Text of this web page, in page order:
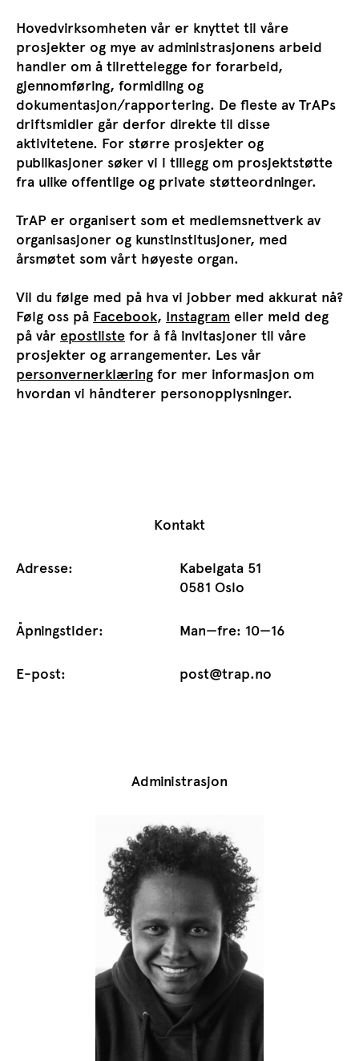
Hovedvirksomheten vår er knyttet til våre
prosjekter og mye av administrasjonens arbeid
handler om å tilrettelegge for forarbeid,
gjennomføring, formidling og
dokumentasjon/rapportering. De fleste av TrAPs
driftsmidler går derfor direkte til disse
aktivitetene. For større prosjekter og
publikasjoner søker vi i tillegg om prosjektstøtte
fra ulike offentlige og private støtteordninger.
TrAP er organisert som et medlemsnettverk av
organisasjoner og kunstinstitusjoner, med
årsmøtet som vårt høyeste organ.
Vil du følge med på hva vi jobber med akkurat nå?
Følg oss på Facebook, Instagram eller meld deg
på vår epostliste for å få invitasjoner til våre
prosjekter og arrangementer. Les vår
personvernerklæring for mer informasjon om
hvordan vi håndterer personopplysninger.
Kontakt
Adresse:
Kabelgata 51
0581 Oslo
Åpningstider: Man—fre: 10—16
E-post: post@trap.no
Administrasjon